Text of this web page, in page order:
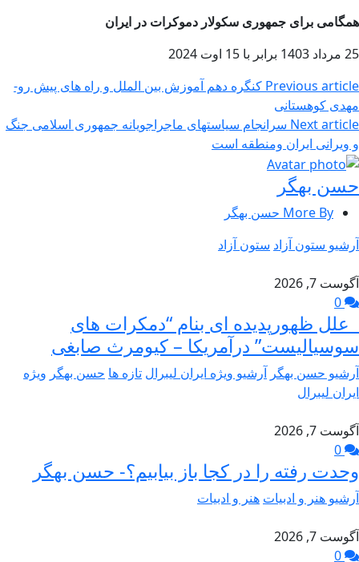
همگامی برای جمهوری سکولار دموکرات در ایران
25 مرداد 1403 برابر با 15 اوت 2024
Previous article کنگره دهم آموزش بین الملل و راه های پیش رو-
مهدی کوهستانی
Next article سرانجام سیاستهای ماجراجویانه جمهوری اسلامی جنگ
و ویرانی ایران ومنطقه است
حسن بهگر
More By حسن بهگر
آرشیو ستون آزاد ستون آزاد
آگوست 7, 2026
علل ظهورپدیده ای بنام “دمکرات های
سوسیالیست” درآمریکا – کیومرث صابغی
آرشیو حسن بهگر آرشیو ویژه ایران لیبرال تازه ها حسن بهگر ویژه
ایران لیبرال
آگوست 7, 2026
وحدت رفته را در کجا باز بیابیم؟- حسن بهگر
آرشیو هنر و ادبیات هنر و ادبیات
آگوست 7, 2026